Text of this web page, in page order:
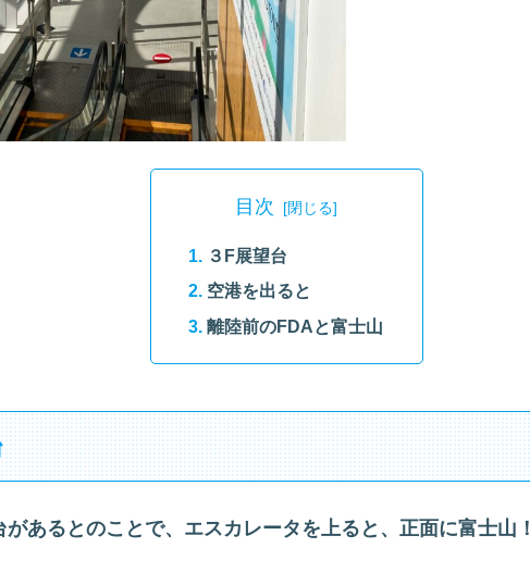
目次
３F展望台
空港を出ると
離陸前のFDAと富士山
あるとのことで、エスカレータを上ると、正面に富士山！